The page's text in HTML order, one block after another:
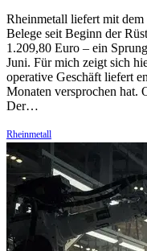
Rheinmetall liefert mit dem
Belege seit Beginn der
1.209,80 Euro – ein
Juni. Für mich zeigt sich
operative Geschäft liefert
Monaten versprochen hat.
Der…
Rheinmetall